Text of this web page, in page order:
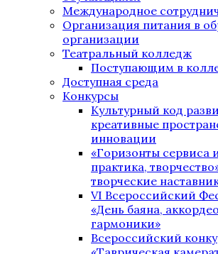
Международное
Организация питания в
организации
Театральный колледж
Поступающим в
Доступная среда
Конкурсы
Культурный код
креативные
инновации
«Горизонты сервиса
практика,
творческие
VI Всероссийский
«День баяна,
гармоники»
Всероссийский